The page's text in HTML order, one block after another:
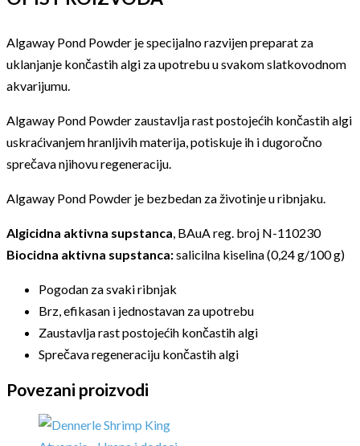
Algaway Pond Powder je specijalno razvijen preparat za
uklanjanje končastih algi za upotrebu u svakom slatkovodnom
akvarijumu.
Algaway Pond Powder zaustavlja rast postojećih končastih algi
uskraćivanjem hranljivih materija, potiskuje ih i dugoročno
sprečava njihovu regeneraciju.
Algaway Pond Powder je bezbedan za životinje u ribnjaku.
Algicidna aktivna supstanca , BAuA reg. broj N-110230
Biocidna aktivna supstanca:salicilna kiselina (0,24 g/100 g)
Pogodan za svaki ribnjak
Brz, efikasan i jednostavan za upotrebu
Zaustavlja rast postojećih končastih algi
Sprečava regeneraciju končastih algi
Povezani proizvodi